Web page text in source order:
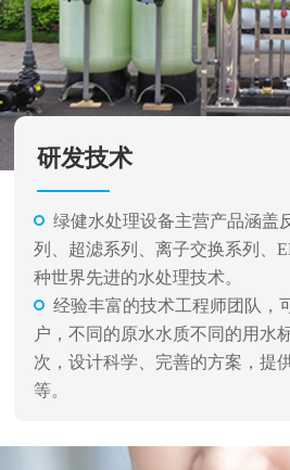
研发技术
绿健水处理设备主营产品涵盖
列、超滤系列、离子交换系列、
种世界先进的水处理技术。
经验丰富的技术工程师团队，
户，不同的原水水质不同的用水
次，设计科学、完善的方案，提
等。